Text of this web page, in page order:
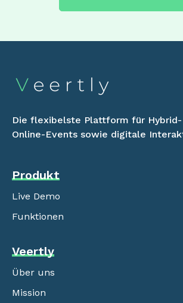
Die flexibelste Plattform für Hybrid-
Online-Events sowie digitale
Produkt
Live Demo
Funktionen
Veertly
Über uns
Mission